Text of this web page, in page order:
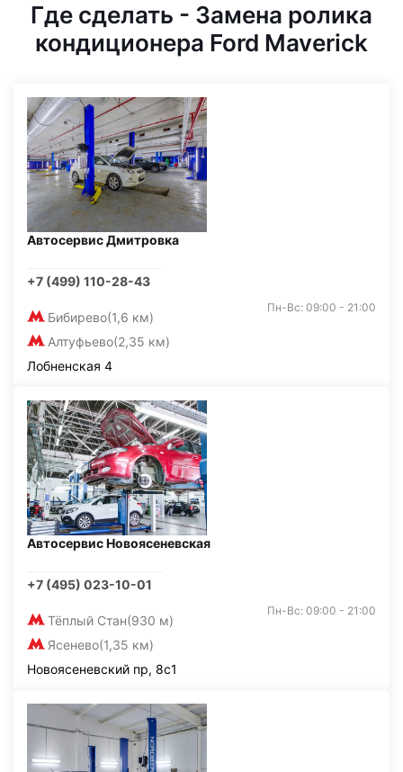
Где сделать - Замена ролика
кондиционера Ford Maverick
Автосервис Дмитровка
+7 (499) 110-28-43
Бибирево(1,6 км)
Алтуфьево(2,35 км)
Пн-Вс: 09:00 - 21:00
Лобненская 4
Автосервис Новоясеневская
+7 (495) 023-10-01
Тёплый Стан(930 м)
Ясенево(1,35 км)
Пн-Вс: 09:00 - 21:00
Новоясеневский пр, 8с1